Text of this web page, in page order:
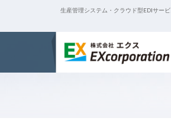
生産管理システム・クラウド型EDIサー